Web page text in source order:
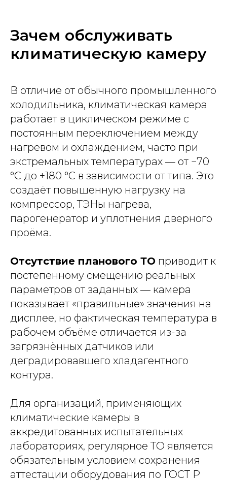
Зачем обслуживать
климатическую камеру
В отличие от обычного промышленного
холодильника, климатическая камера
работает в циклическом режиме с
постоянным переключением между
нагревом и охлаждением, часто при
экстремальных температурах — от −70
°C до +180 °C в зависимости от типа. Это
создаёт повышенную нагрузку на
компрессор, ТЭНы нагрева,
парогенератор и уплотнения дверного
проёма.
Отсутствие планового ТО приводит к
постепенному смещению реальных
параметров от заданных — камера
показывает «правильные» значения на
дисплее, но фактическая температура в
рабочем объёме отличается из-за
загрязнённых датчиков или
деградировавшего хладагентного
контура.
Для организаций, применяющих
климатические камеры в
аккредитованных испытательных
лабораториях, регулярное ТО является
обязательным условием сохранения
аттестации оборудования по ГОСТ Р